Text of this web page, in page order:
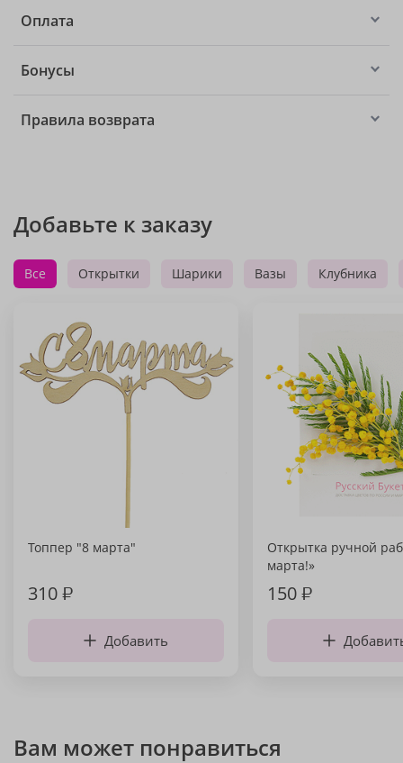
Оплата
Бонусы
Правила возврата
Добавьте к заказу
Все Открытки Шарики Вазы Клубника
Топпер "8 марта"
310₽
Добавить
Открытка ручной
марта!»
150₽
Вам может понравиться